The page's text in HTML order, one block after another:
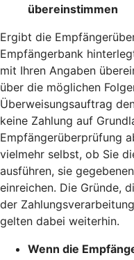
übereinstimmen
Ergibt die
Empfängerbank
mit Ihren Angaben
über die möglichen
Überweisungsauftrag
keine Zahlung auf
Empfängerüberprüfung
vielmehr selbst, ob Sie
ausführen, sie
einreichen. Die Gründe,
der
gelten dabei weiterhin.
Wenn die